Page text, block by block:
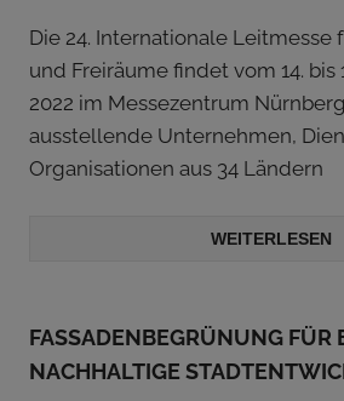
Die 24. Internationale Leitmesse
und Freiräume findet vom 14. bis
2022 im Messezentrum
ausstellende Unternehmen,
Organisationen aus 34 Ländern
WEITERLESEN
FASSADENBEGRÜNUNG FÜR
NACHHALTIGE